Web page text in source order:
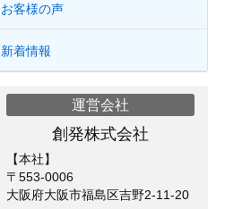
お客様の声
新着情報
運営会社
創発株式会社
【本社】
〒553-0006
大阪府大阪市福島区吉野2-11-20